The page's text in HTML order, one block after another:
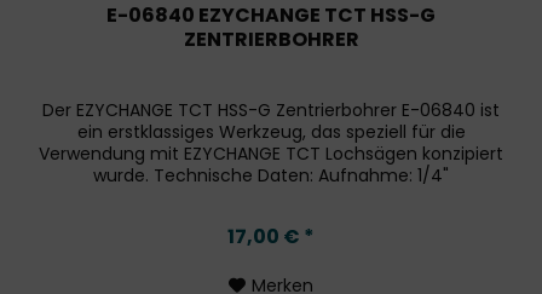
E-06840 EZYCHANGE TCT HSS-G
ZENTRIERBOHRER
Der EZYCHANGE TCT HSS-G Zentrierbohrer E-06840 ist
ein erstklassiges Werkzeug, das speziell für die
Verwendung mit EZYCHANGE TCT Lochsägen konzipiert
wurde. Technische Daten: Aufnahme: 1/4"
17,00 € *
Merken